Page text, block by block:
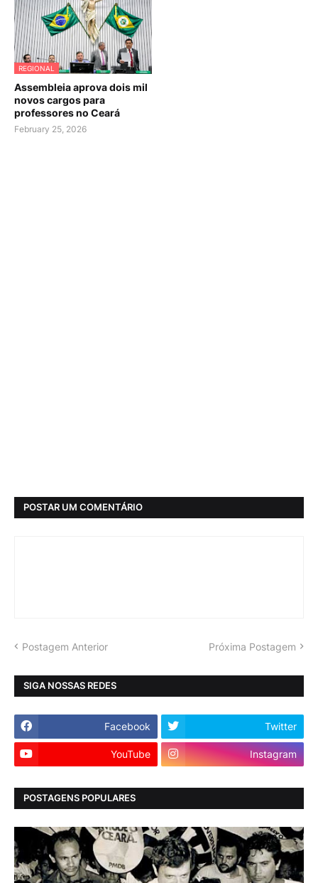
REGIONAL
Assembleia aprova dois mil
novos cargos para
professores no Ceará
February 25, 2026
POSTAR UM COMENTÁRIO
Postagem Anterior Próxima Postagem
SIGA NOSSAS REDES
Facebook Twitter
YouTube Instagram
POSTAGENS POPULARES